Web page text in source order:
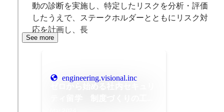
動の診断を実施し、特定したリスクを分析・評価
したうえで、ステークホルダーとともにリスク対
応を計画し、長
See more
engineering.visional.inc